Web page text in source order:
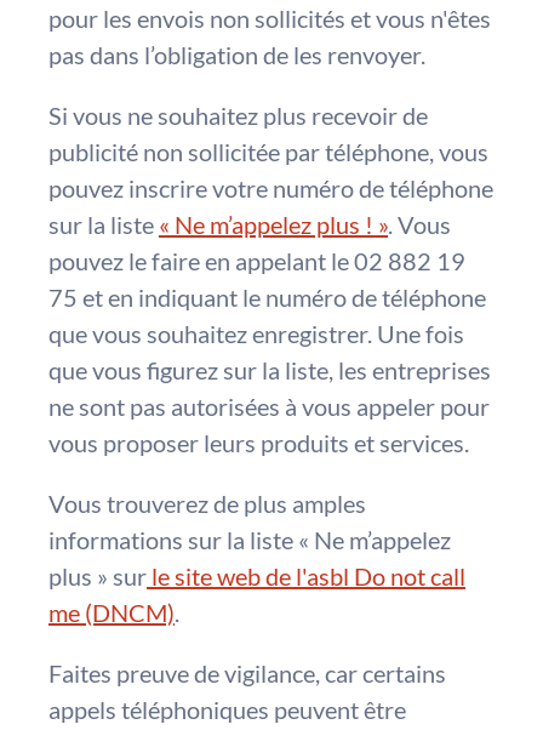
pour les envois non sollicités et vous n'êtes
pas dans l’obligation de les renvoyer.
Si vous ne souhaitez plus recevoir de
publicité non sollicitée par téléphone, vous
pouvez inscrire votre numéro de téléphone
sur la liste « Ne m’appelez plus ! ». Vous
pouvez le faire en appelant le 02 882 19
75 et en indiquant le numéro de téléphone
que vous souhaitez enregistrer. Une fois
que vous figurez sur la liste, les entreprises
ne sont pas autorisées à vous appeler pour
vous proposer leurs produits et services.
Vous trouverez de plus amples
informations sur la liste « Ne m’appelez
plus » sur le site web de l'asbl Do not call
me (DNCM).
Faites preuve de vigilance, car certains
appels téléphoniques peuvent être